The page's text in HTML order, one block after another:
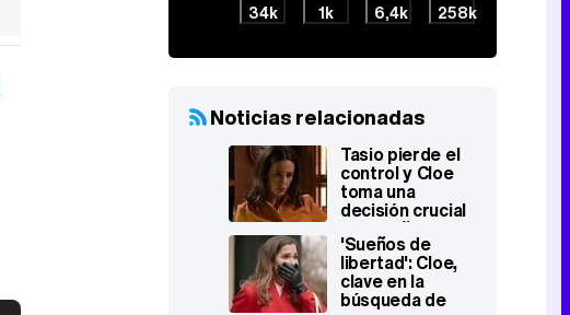
34k 1k 6,4k 258k
Noticias relacionadas
Tasio pierde el
control y Cloe
toma una
decisión crucial
en 'Sueños de
libertad'
'Sueños de
libertad': Cloe,
clave en la
búsqueda de